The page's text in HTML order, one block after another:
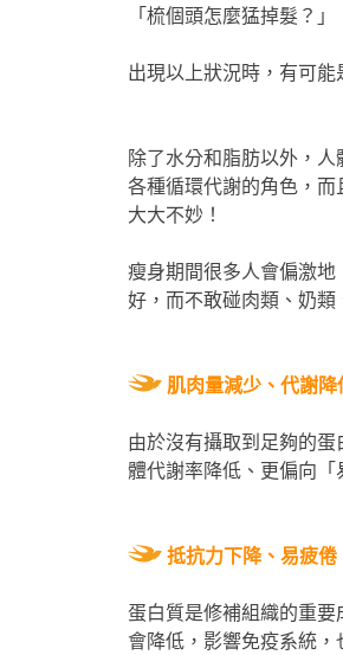
「梳個頭怎麼猛掉髮？
出現以上狀況時，有可
除了水分和脂肪以外，
各種循環代謝的角色，
大大不妙！
瘦身期間很多人會偏激地
好，而不敢碰肉類、奶類
肌肉量減少、代謝降
由於沒有攝取到足夠的
體代謝率降低、更偏向
抵抗力下降、易疲倦
蛋白質是修補組織的重
會降低，影響免疫系統，